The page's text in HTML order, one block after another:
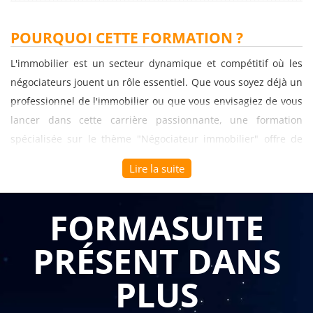
POURQUOI CETTE FORMATION ?
L'immobilier est un secteur dynamique et compétitif où les
négociateurs jouent un rôle essentiel. Que vous soyez déjà un
professionnel de l'immobilier ou que vous envisagiez de vous
lancer dans cette carrière passionnante, une formation
spécialisée sur le thème "Négociateur immobilier" offre de
nombreux avantages pour les acteurs B to B du secteur.
Voici les principaux avantages de suivre une telle formation :
Maîtrise des techniques de négociation : Les
formations sur la négociation immobilière vous
permettent d'acquérir des compétences essentielles en
matière de négociation. Vous apprendrez les
techniques de persuasion, de communication et de
gestion des conflits, ainsi que les meilleures pratiques
pour mener des négociations fructueuses. Une bonne
maîtrise de ces techniques vous permettra d'obtenir
Lire la suite
FORMASUITE
PRÉSENT DANS
PLUS